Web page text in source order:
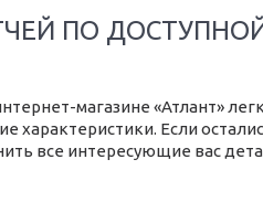
ПО
магазине «Атлант»
характеристики. Если
все интересующие вас